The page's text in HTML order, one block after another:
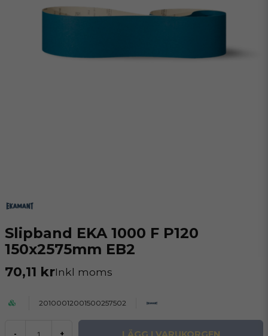
Slipband EKA 1000 F P120
150x2575mm EB2
70,11 krInkl moms
20100012001500257502
- +